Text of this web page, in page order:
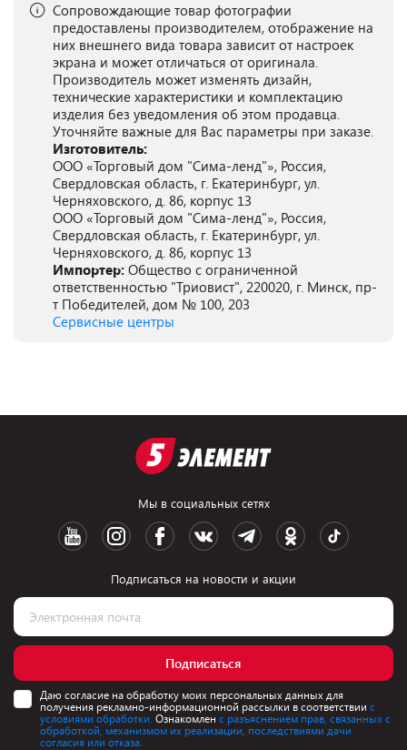
Сопровождающие товар фотографии
предоставлены производителем, отображение на
них внешнего вида товара зависит от настроек
экрана и может отличаться от оригинала.
Производитель может изменять дизайн,
технические характеристики и комплектацию
изделия без уведомления об этом продавца.
Уточняйте важные для Вас параметры при заказе.
Изготовитель:
ООО «Торговый дом "Сима-ленд"», Россия,
Свердловская область, г. Екатеринбург, ул.
Черняховского, д. 86, корпус 13
ООО «Торговый дом "Сима-ленд"», Россия,
Свердловская область, г. Екатеринбург, ул.
Черняховского, д. 86, корпус 13
Импортер: Общество с ограниченной
ответственностью "Триовист", 220020, г. Минск, пр-
т Победителей, дом № 100, 203
Сервисные центры
Мы в социальных сетях
Подписаться на новости и акции
Подписаться
Даю согласие на обработку моих персональных данных для
получения рекламно-информационной рассылки в соответствии с
условиями обработки. Ознакомлен с разъяснением прав, связанных с
обработкой, механизмом их реализации, последствиями дачи
согласия или отказа.